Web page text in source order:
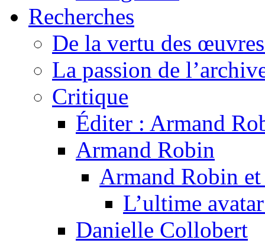
Recherches
De la vertu des
La passion de
Critique
Éditer : Armand
Armand Robin
Armand Robin
L’ultime
Danielle Collobert